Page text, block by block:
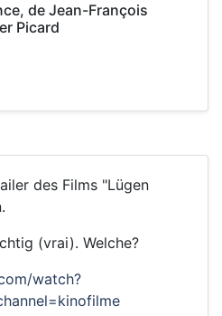
de Jean-François
Picard
des Films "Lügen
(vrai). Welche?
watch?